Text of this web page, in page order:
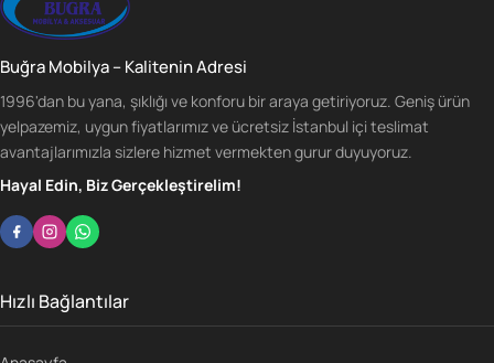
Buğra Mobilya – Kalitenin Adresi
1996'dan bu yana, şıklığı ve konforu bir araya getiriyoruz. Geniş ürün
yelpazemiz, uygun fiyatlarımız ve ücretsiz İstanbul içi teslimat
avantajlarımızla sizlere hizmet vermekten gurur duyuyoruz.
Hayal Edin, Biz Gerçekleştirelim!
Hızlı Bağlantılar